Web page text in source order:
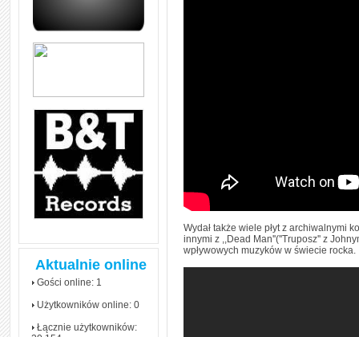
zrozumiale wytłumaczył, na
(reported speech) w języku
angielskim
dłużej!
Aktualnie online
Gości online: 1
Użytkowników online: 0
Łącznie użytkowników:
Wydał także wiele płyt z archiwalnymi
innymi z ,,Dead Man''(''Truposz'' z
wpływowych muzyków w świecie rocka.